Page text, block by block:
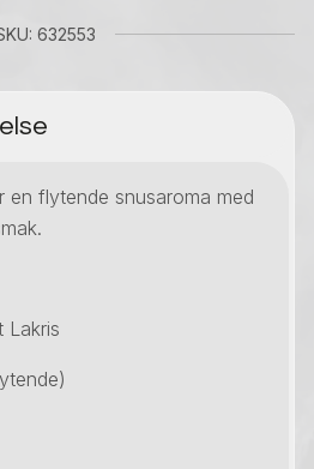
632553
en flytende snusaroma med
Lakris